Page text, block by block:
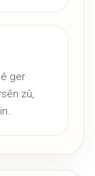
ger
zû,